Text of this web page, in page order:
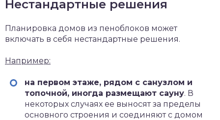
Нестандартные решения
Планировка домов из пеноблоков может
включать в себя нестандартные решения.
Например:
на первом этаже, рядом с санузлом и
топочной, иногда размещают сауну. В
некоторых случаях ее выносят за пределы
основного строения и соединяют с домом